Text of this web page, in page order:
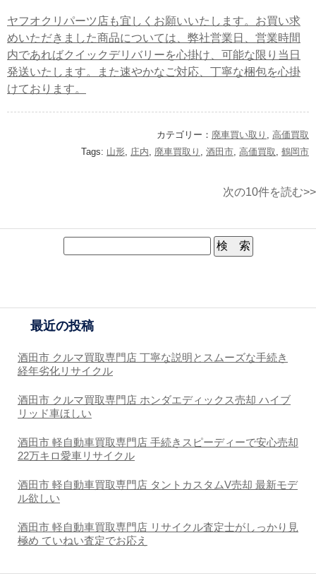
ヤフオクリパーツ店も宜しくお願いいたします。お買い求
めいただきました商品については、弊社営業日、営業時間
内であればクイックデリバリーを心掛け、可能な限り当日
発送いたします。また速やかなご対応、丁寧な梱包を心掛
けております。
カテゴリー： 廃車買い取り
高価買取
Tags: 山形 庄内 廃車買取り 酒田市 高価買取 鶴岡市
次の10件を読む>>
最近の投稿
酒田市 クルマ買取専門店 丁寧な説明とスムーズな手続き
経年劣化リサイクル
酒田市 クルマ買取専門店 ホンダエディックス売却 ハイブ
リッド車ほしい
酒田市 軽自動車買取専門店 手続きスピーディーで安心売却
22万キロ愛車リサイクル
酒田市 軽自動車買取専門店 タントカスタムV売却 最新モデ
ル欲しい
酒田市 軽自動車買取専門店 リサイクル査定士がしっかり見
極め ていねい査定でお応え